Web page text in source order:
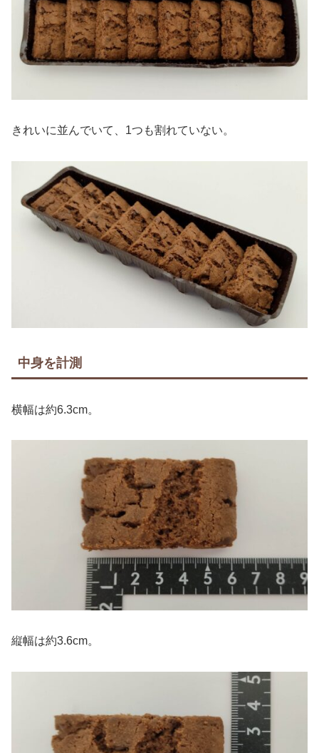
きれいに並んでいて、1つも割れていない。
中身を計測
横幅は約6.3cm。
縦幅は約3.6cm。